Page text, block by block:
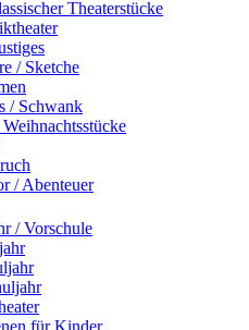
Theaterstücke
/ Sketche
/ Schwank
/ Abenteuer
/ Vorschule
für Kinder